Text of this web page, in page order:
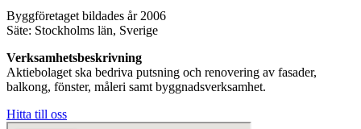
Byggföretaget bildades år 2006
Säte: Stockholms län, Sverige
Verksamhetsbeskrivning
Aktiebolaget ska bedriva putsning och renovering av fasader,
balkong, fönster, måleri samt byggnadsverksamhet.
Hitta till oss